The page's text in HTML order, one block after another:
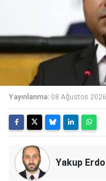
Yayınlanma: 08 Ağustos
Yakup